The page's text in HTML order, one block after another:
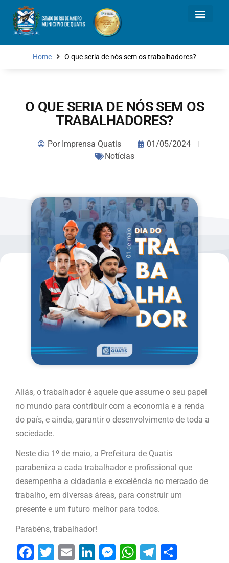
Home O que seria de nós sem os trabalhadores?
O QUE SERIA DE NÓS SEM OS
TRABALHADORES?
PorImprensa Quatis
01/05/2024
Notícias
Aliás, o trabalhador é aquele que assume o seu papel
no mundo para contribuir com a economia e a renda
do país, e ainda, garantir o desenvolvimento de toda a
sociedade.
Neste dia 1º de maio, a Prefeitura de Quatis
parabeniza a cada trabalhador e profissional que
desempenha a cidadania e excelência no mercado de
trabalho, em diversas áreas, para construir um
presente e um futuro melhor para todos.
Parabéns, trabalhador!
Facebook
Twitter
EmailLinkedIn
Messenger
WhatsApp
Telegram